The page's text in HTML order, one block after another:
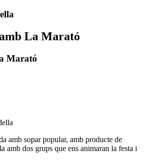
La Marató
Marató
amb sopar popular, amb producte de
amb dos grups que ens animaran la festa i